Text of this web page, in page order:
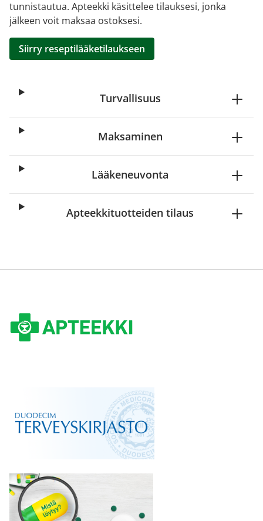
tunnistautua. Apteekki käsittelee tilauksesi, jonka
jälkeen voit maksaa ostoksesi.
Siirry reseptilääketilaukseen
Turvallisuus
Maksaminen
Lääkeneuvonta
Apteekkituotteiden tilaus